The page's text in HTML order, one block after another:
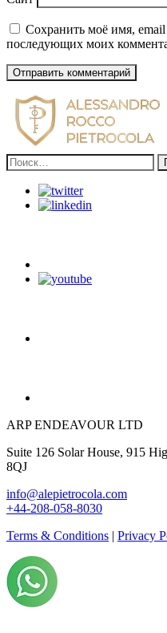
Сохранить моё имя, email
последующих моих
Найти:
ARP ENDEAVOUR LTD
Suite 126 Solar House, 915
8QJ
info@alepietrocola.com
+44-208-058-8030
Terms & Conditions | Privacy